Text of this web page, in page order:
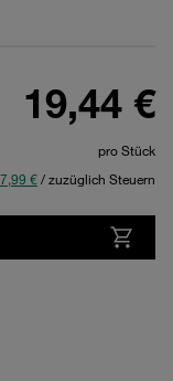
19,44 €
pro Stück
€/ zuzüglich Steuern